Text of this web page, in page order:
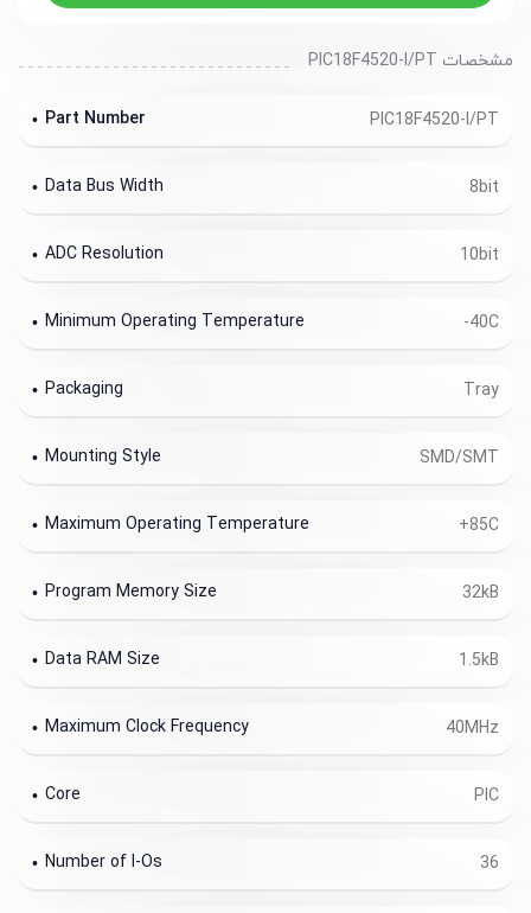
مشخصات PIC18F4520-I/PT
PIC18F4520-I/PT
Part Number
8bit
Data Bus Width
10bit
ADC Resolution
-40C
Minimum Operating Temperature
Tray
Packaging
SMD/SMT
Mounting Style
+85C
Maximum Operating Temperature
32kB
Program Memory Size
1.5kB
Data RAM Size
40MHz
Maximum Clock Frequency
PIC
Core
36
Number of I-Os